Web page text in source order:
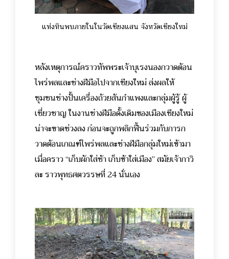
แท่งหินพบภายในในวัดเชียงแสน จังหวัดเชียงใหม่
หลังเหตุการณ์คราวทัพพระเจ้าบุเรงนองกวาดต้อน
ไพร่พลและช่างฝีมือไปจากเชียงใหม่ ส่งผลให้
ชุมชนช่างปั้นเครื่องถ้วยสันกำแพงและกลุ่มผู้รู้ ผู้
เชี่ยวชาญ ในงานช่างฝีมือดั้งเดิมของเมืองเชียงใหม่
น่าจะขาดช่วงลง ก่อนจะถูกพลิกฟื้นร่วมกับการก
วาดต้อนเกณฑ์ไพร่พลและช่างฝีมือกลุ่มใหม่เข้ามา
เมื่อคราว “เก็บผักใส่ซ้า เก็บข้าใส่เมือง” สมัยเจ้ากาวิ
ละ ราวพุทธศตวรรษที่ 24 นั่นเอง